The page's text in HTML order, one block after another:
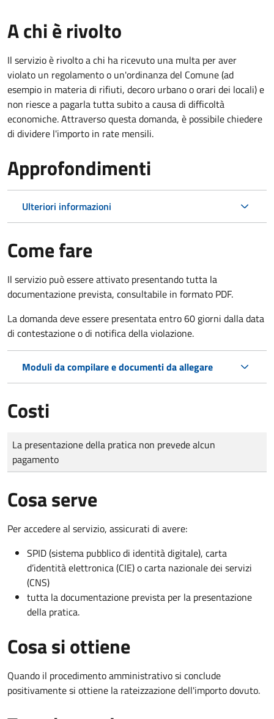
A chi è rivolto
Il servizio è rivolto a chi ha ricevuto una multa per aver
violato un regolamento o un'ordinanza del Comune (ad
esempio in materia di rifiuti, decoro urbano o orari dei locali) e
non riesce a pagarla tutta subito a causa di difficoltà
economiche. Attraverso questa domanda, è possibile chiedere
di dividere l'importo in rate mensili.
Approfondimenti
Ulteriori informazioni
Come fare
Il servizio può essere attivato presentando tutta la
documentazione prevista, consultabile in formato PDF.
La domanda deve essere presentata entro 60 giorni dalla data
di contestazione o di notifica della violazione.
Moduli da compilare e documenti da allegare
Costi
Tipo di pagamento
Importo
La presentazione della pratica non prevede alcun
pagamento
Cosa serve
Per accedere al servizio, assicurati di avere:
SPID (sistema pubblico di identità digitale), carta
d’identità elettronica (CIE) o carta nazionale dei servizi
(CNS)
tutta la documentazione prevista per la presentazione
della pratica.
Cosa si ottiene
Quando il procedimento amministrativo si conclude
positivamente si ottiene la rateizzazione dell'importo dovuto.